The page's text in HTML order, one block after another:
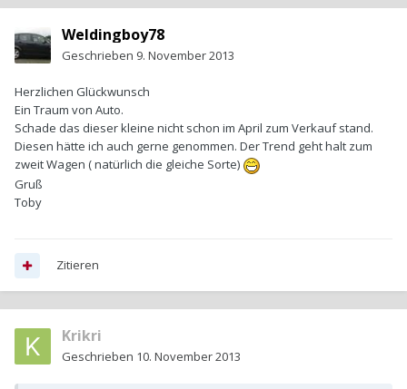
Weldingboy78
Geschrieben 9. November 2013
Herzlichen Glückwunsch
Ein Traum von Auto.
Schade das dieser kleine nicht schon im April zum Verkauf stand.
Diesen hätte ich auch gerne genommen. Der Trend geht halt zum
zweit Wagen ( natürlich die gleiche Sorte)
Gruß
Toby
Zitieren
Krikri
Geschrieben 10. November 2013